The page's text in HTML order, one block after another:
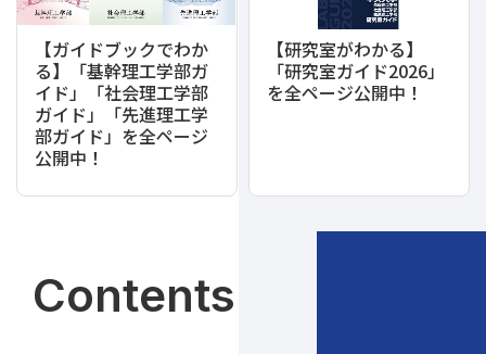
【ガイドブックでわか
る】「基幹理工学部ガ
イド」「社会理工学部
ガイド」「先進理工学
部ガイド」を全ページ
公開中！
【研究室がわかる】
「研究室ガイド2026」
を全ページ公開中！
Contents